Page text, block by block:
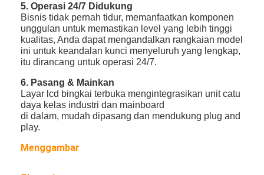
5. Operasi 24/7 Didukung
Bisnis tidak pernah tidur, memanfaatkan komponen
unggulan untuk memastikan level yang lebih tinggi
kualitas, Anda dapat mengandalkan rangkaian model
ini untuk keandalan kunci menyeluruh yang lengkap,
itu dirancang untuk operasi 24/7.
6. Pasang & Mainkan
Layar lcd bingkai terbuka mengintegrasikan unit catu
daya kelas industri dan mainboard
di dalam, mudah dipasang dan mendukung plug and
play.
Menggambar